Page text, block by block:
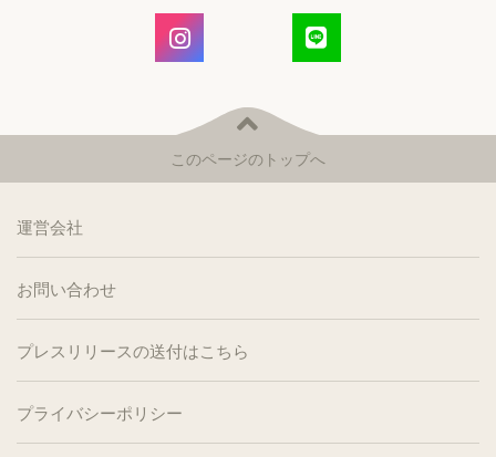
このページのトップへ
運営会社
お問い合わせ
プレスリリースの送付はこちら
プライバシーポリシー